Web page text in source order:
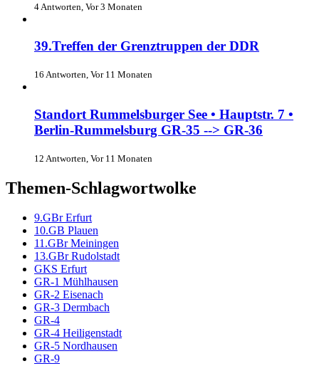
4 Antworten, Vor 3 Monaten
39.Treffen der Grenztruppen der DDR
16 Antworten, Vor 11 Monaten
Standort Rummelsburger See • Hauptstr. 7 •
Berlin-Rummelsburg GR-35 --> GR-36
12 Antworten, Vor 11 Monaten
Themen-Schlagwortwolke
9.GBr Erfurt
10.GB Plauen
11.GBr Meiningen
13.GBr Rudolstadt
GKS Erfurt
GR-1 Mühlhausen
GR-2 Eisenach
GR-3 Dermbach
GR-4
GR-4 Heiligenstadt
GR-5 Nordhausen
GR-9